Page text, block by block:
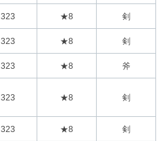
323 ★8 剣
323 ★8 剣
323 ★8 斧
323 ★8 剣
323 ★8 剣